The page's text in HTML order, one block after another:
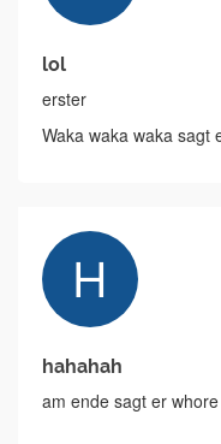
lol
erster
Waka waka waka sagt
hahahah
am ende sagt er